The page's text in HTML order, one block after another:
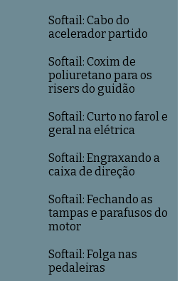
Softail: Cabo do
acelerador partido
Softail: Coxim de
poliuretano para os
risers do guidão
Softail: Curto no farol e
geral na elétrica
Softail: Engraxando a
caixa de direção
Softail: Fechando as
tampas e parafusos do
motor
Softail: Folga nas
pedaleiras